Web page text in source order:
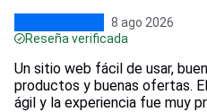
8 ago 2026
Reseña verificada
Un sitio web fácil de usar,
productos y buenas ofertas.
ágil y la experiencia fue muy